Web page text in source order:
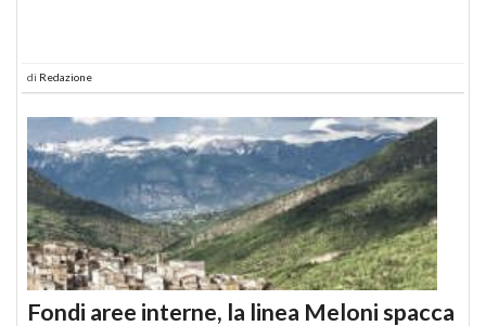
di Redazione
Fondi aree interne, la linea Meloni spacca